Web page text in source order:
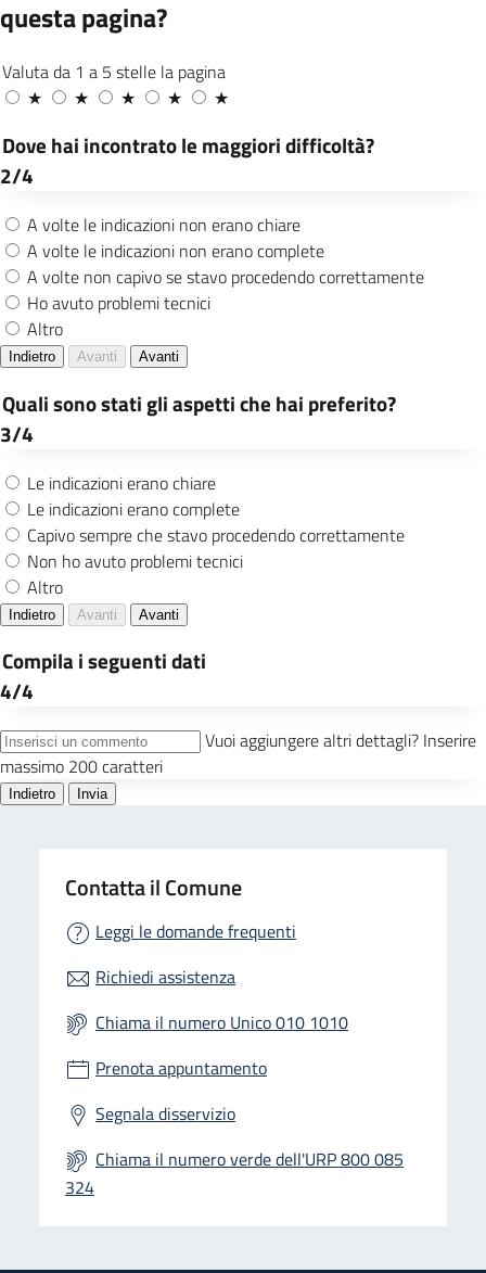
Contatta il Comune
Leggi le domande frequenti
Richiedi assistenza
Chiama il numero Unico 010 1010
Prenota appuntamento
Segnala disservizio
Chiama il numero verde dell'URP 800 085
324